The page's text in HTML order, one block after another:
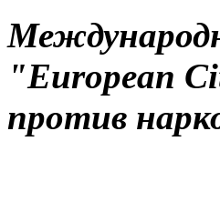
"European
против